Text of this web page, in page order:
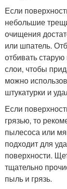
Если
небольшие
очищения
или шпатель.
отбивать
слои, чтобы
можно
штукатурки и
Если
грязью, то
пылесоса или
подходит для
поверхности.
тщательно
пыль и грязь.